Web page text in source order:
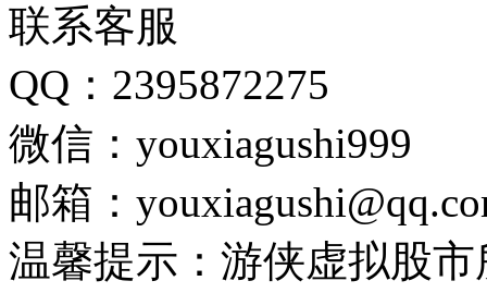
联系客服
QQ：2395872275
微信：youxiagushi999
邮箱：
温馨提示：游侠虚拟股